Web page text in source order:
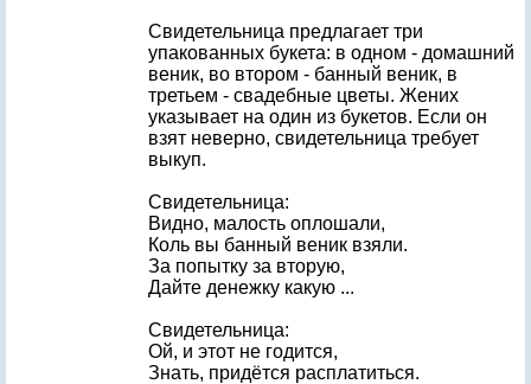
Свидетельница предлагает три
упакованных букета: в одном - домашний
веник, во втором - банный веник, в
третьем - свадебные цветы. Жених
указывает на один из букетов. Если он
взят неверно, свидетельница требует
выкуп.
Свидетельница:
Видно, малость оплошали,
Коль вы банный веник взяли.
За попытку за вторую,
Дайте денежку какую ...
Свидетельница:
Ой, и этот не годится,
Знать, придётся расплатиться.